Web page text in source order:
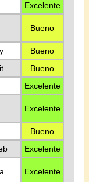
Excelente
Bueno
Bueno
Bueno
Excelente
Excelente
Bueno
Excelente
Excelente